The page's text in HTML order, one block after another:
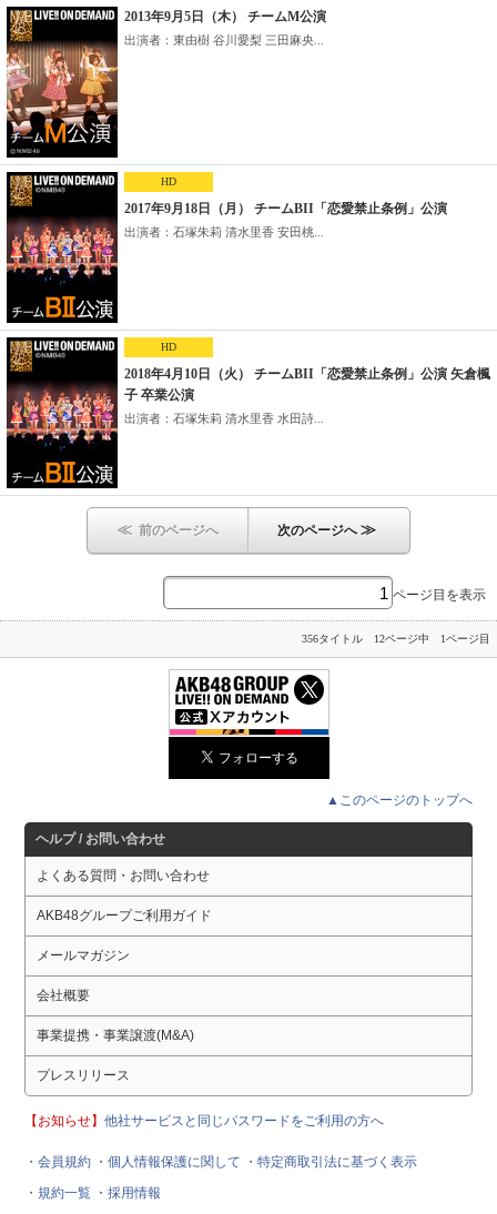
2013年9月5日（木） チームM公演
出演者：東由樹 谷川愛梨 三田麻央...
HD
2017年9月18日（月） チームBII「恋愛禁止条例」公演
出演者：石塚朱莉 清水里香 安田桃...
HD
2018年4月10日（火） チームBII「恋愛禁止条例」公演 矢倉楓
子 卒業公演
出演者：石塚朱莉 清水里香 水田詩...
≪ 前のページへ 次のページへ≫
ページ目を表示
356タイトル 12ページ中 1ページ目
▲このページのトップへ
ヘルプ / お問い合わせ
よくある質問・お問い合わせ
AKB48グループご利用ガイド
メールマガジン
会社概要
事業提携・事業譲渡(M&A)
プレスリリース
【お知らせ】他社サービスと同じパスワードをご利用の方へ
・会員規約 ・個人情報保護に関して
・特定商取引法に基づく表示
・規約一覧 ・採用情報